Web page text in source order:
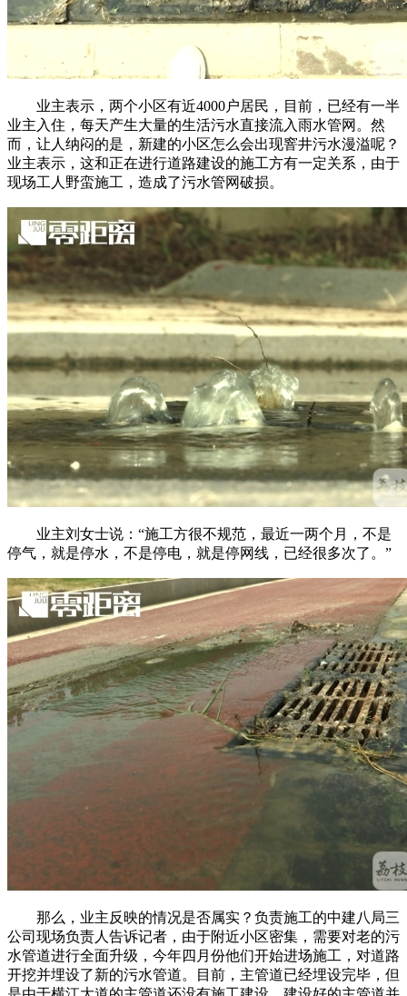
业主表示，两个小区有近4000户居民，目前，已经有一半
业主入住，每天产生大量的生活污水直接流入雨水管网。然
而，让人纳闷的是，新建的小区怎么会出现窨井污水漫溢呢？
业主表示，这和正在进行道路建设的施工方有一定关系，由于
现场工人野蛮施工，造成了污水管网破损。
业主刘女士说：“施工方很不规范，最近一两个月，不是
停气，就是停水，不是停电，就是停网线，已经很多次了。”
那么，业主反映的情况是否属实？负责施工的中建八局三
公司现场负责人告诉记者，由于附近小区密集，需要对老的污
水管道进行全面升级，今年四月份他们开始进场施工，对道路
开挖并埋设了新的污水管道。目前，主管道已经埋设完毕，但